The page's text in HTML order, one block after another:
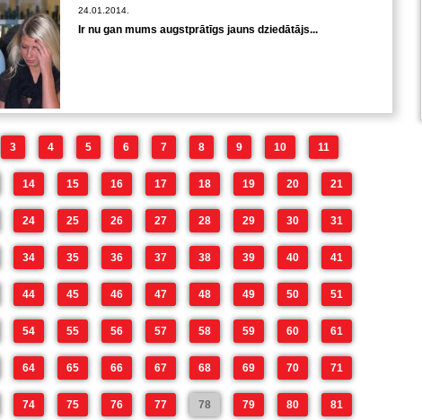
24.01.2014.
Ir nu gan mums augstprātīgs jauns dziedātājs...
3 4 5 6 7 8 9 10 11
14 15 16 17 18 19 20 21
24 25 26 27 28 29 30 31
34 35 36 37 38 39 40 41
44 45 46 47 48 49 50 51
54 55 56 57 58 59 60 61
64 65 66 67 68 69 70 71
74 75 76 77 78 79 80 81